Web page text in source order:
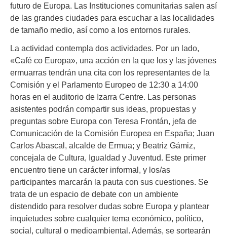
futuro de Europa. Las Instituciones comunitarias salen así
de las grandes ciudades para escuchar a las localidades
de tamaño medio, así como a los entornos rurales.
La actividad contempla dos actividades. Por un lado,
«Café co Europa», una acción en la que los y las jóvenes
ermuarras tendrán una cita con los representantes de la
Comisión y el Parlamento Europeo de 12:30 a 14:00
horas en el auditorio de Izarra Centre. Las personas
asistentes podrán compartir sus ideas, propuestas y
preguntas sobre Europa con Teresa Frontán, jefa de
Comunicación de la Comisión Europea en España; Juan
Carlos Abascal, alcalde de Ermua; y Beatriz Gámiz,
concejala de Cultura, Igualdad y Juventud. Este primer
encuentro tiene un carácter informal, y los/as
participantes marcarán la pauta con sus cuestiones. Se
trata de un espacio de debate con un ambiente
distendido para resolver dudas sobre Europa y plantear
inquietudes sobre cualquier tema económico, político,
social, cultural o medioambiental. Además, se sortearán